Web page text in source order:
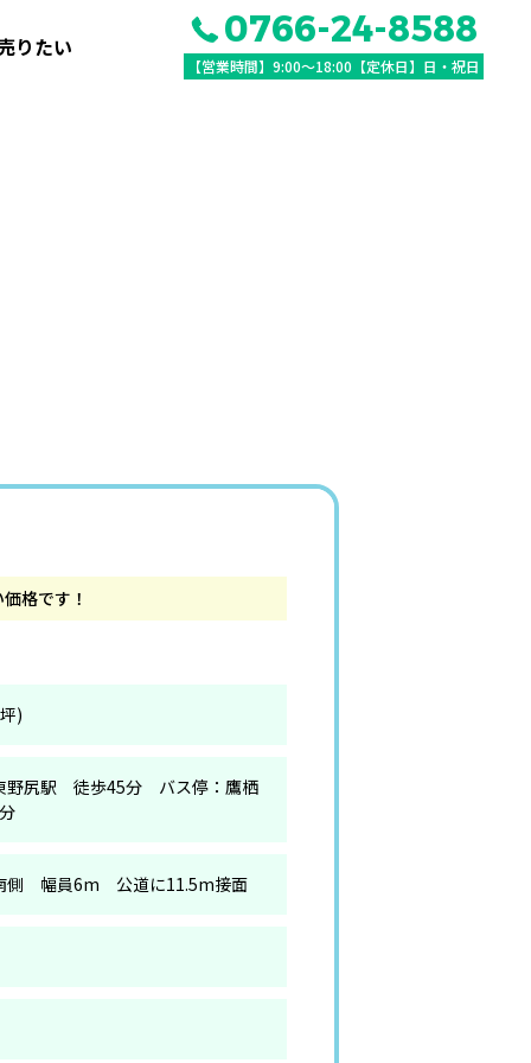
りたい 0766-24-8588
【営業時間】9:00〜18:00【定休日】日・祝日
格です！
)
尻駅 徒歩45分 バス停：鷹栖
側 幅員6m 公道に11.5m接面